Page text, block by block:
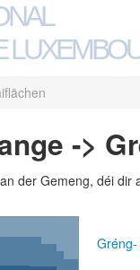
->
der Gemeng, déi